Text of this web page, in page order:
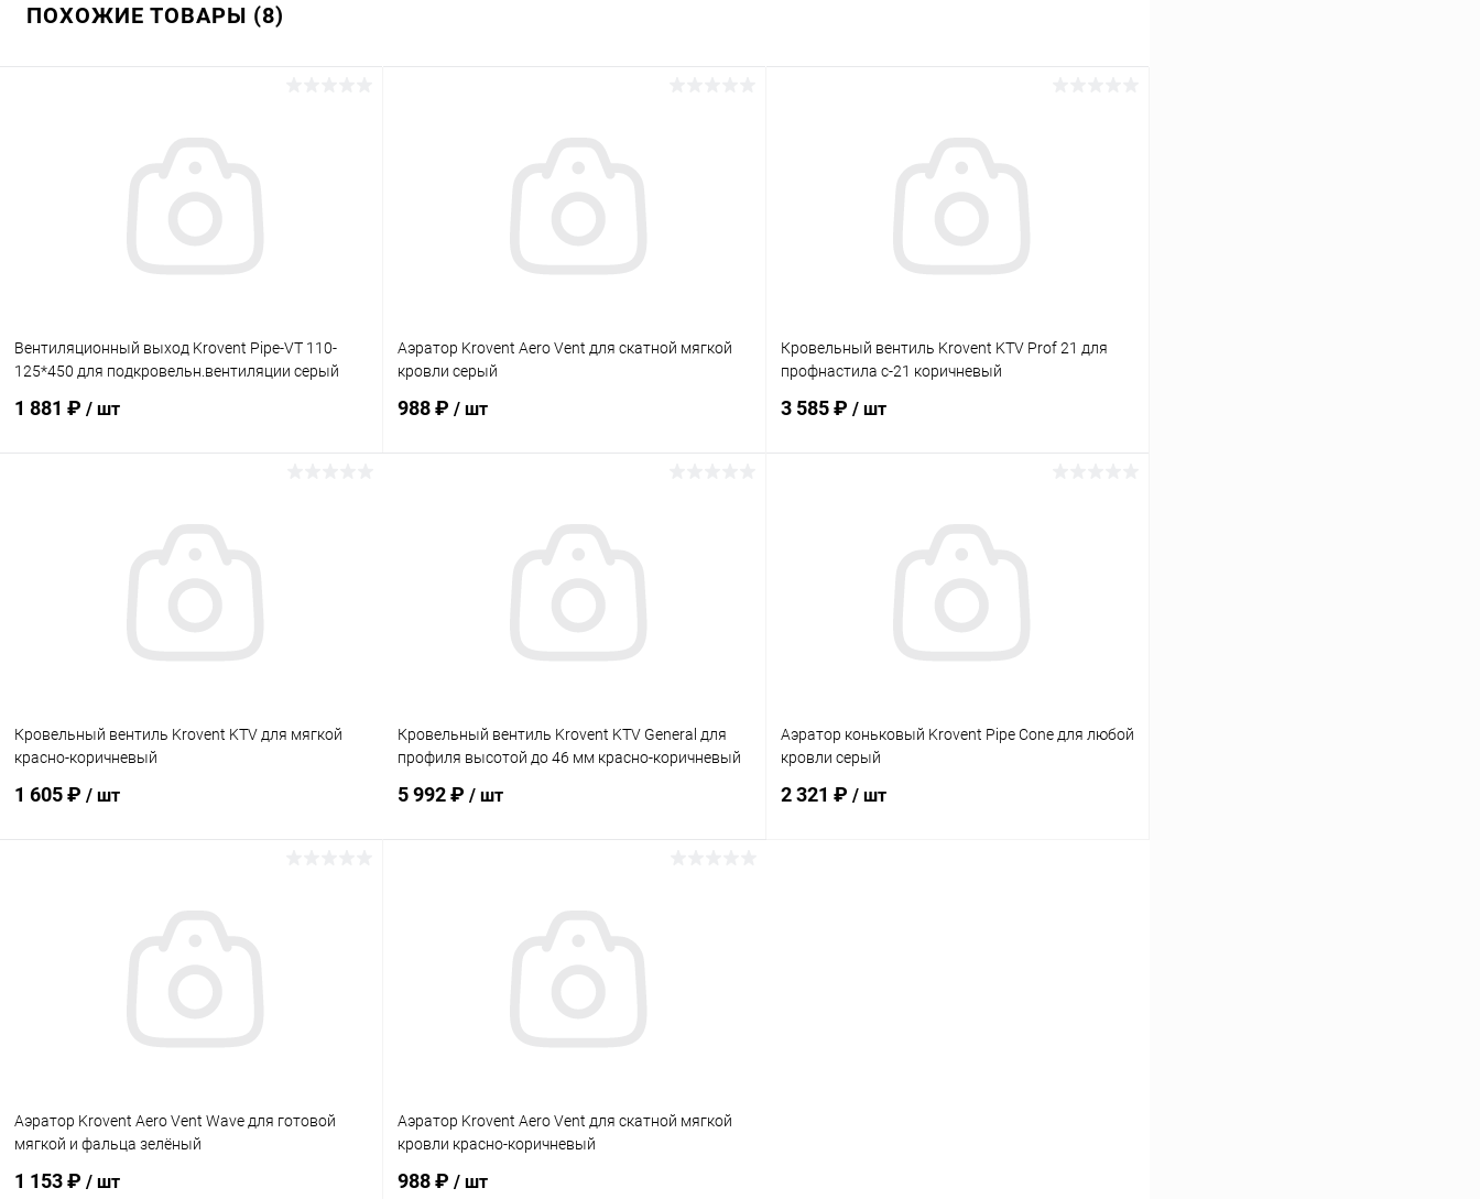
ПОХОЖИЕ ТОВАРЫ (8)
Вентиляционный выход Krovent Pipe-VT 110-
125*450 для подкровельн.вентиляции серый
1 881 ₽ / шт
Аэратор Krovent Aero Vent для скатной мягкой
кровли серый
988 ₽ / шт
Кровельный вентиль Krovent KTV Prof 21 для
профнастила с-21 коричневый
3 585 ₽ / шт
Кровельный вентиль Krovent KTV для мягкой
красно-коричневый
1 605 ₽ / шт
Кровельный вентиль Krovent KTV General для
профиля высотой до 46 мм красно-коричневый
5 992 ₽ / шт
Аэратор коньковый Krovent Pipe Cone для любой
кровли серый
2 321 ₽ / шт
Аэратор Krovent Aero Vent Wave для готовой
мягкой и фальца зелёный
1 153 ₽ / шт
Аэратор Krovent Aero Vent для скатной мягкой
кровли красно-коричневый
988 ₽ / шт